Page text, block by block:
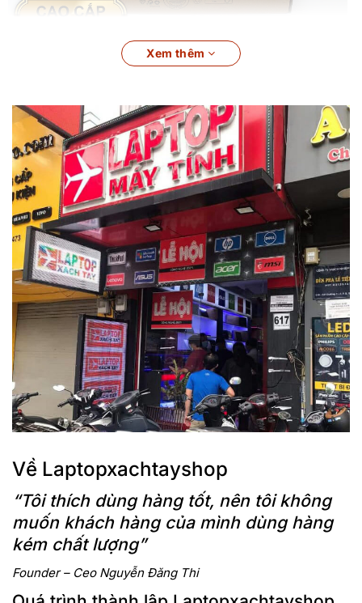
Đánh giá Laptop Dell Latitude 7450 Ultra 2024 : Cao cấp, toàn
diện, đỉnh cao công nghệ AI
Laptop Dell Latitude 7450 Ultra 2024Bước tiến mới của
dòng Laptop BusinessDellcao cấp, Laptop được nâng cấp
toàn diện từ thiết kế bên ngoài đến hiện năng bên trong.
Phần cứng thế hệ mới nhất với Intel Core Ultra, được tích
hợp Ai, giúp tối ưu hóa cho trải nghiệm công việc và giải trí.
Thiết kế linh hoạt, mỏng nhẹ, hứa hẹn là lựa chọn hàng đầu
cho dòng Laptop dành cho doanh nghiệp, cùng
Laptopxachtayshop đánh giá chi tiết sản phẩm này nhé.
Laptop Dell Latitude 7450 Ultra 2024: Hiệu suất
ấn tượng với Ai Support
Laptop Dell Latitude 7450 Ultra 2024 :Hiệu suất ấn tượng với Ai
Support
Laptop Dell Latitude 7450 Ultra 2024 được trang bị CPU Intel
Gen 14 Phương pháp tính toán mới, kiến trúc lai tiếp theo
Xem thêm
Về Laptopxachtayshop
“Tôi thích dùng hàng tốt, nên tôi không
muốn khách hàng của mình dùng hàng
kém chất lượng”
Founder – Ceo Nguyễn Đăng Thi